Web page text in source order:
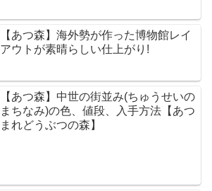
【あつ森】海外勢が作った博物館レイ
アウトが素晴らしい仕上がり!
【あつ森】中世の街並み(ちゅうせいの
まちなみ)の色、値段、入手方法【あつ
まれどうぶつの森】